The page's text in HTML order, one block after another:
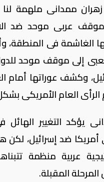
ممدانى ملهمة
موقف عربى موحد ضد
الغاشمة فى المنطقة،
إلى موقف موحد
وكشف عوراتها أمام
العام الأمريكى
يؤكد التغيير الهائل
ضد إسرائيل، لكن
عربية منظمة
المرحلة المقبلة.